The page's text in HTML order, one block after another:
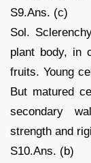
S9.Ans. (c)
Sol.
plant body, in
fruits. Young
But matured
secondary
strength and
S10.Ans. (b)